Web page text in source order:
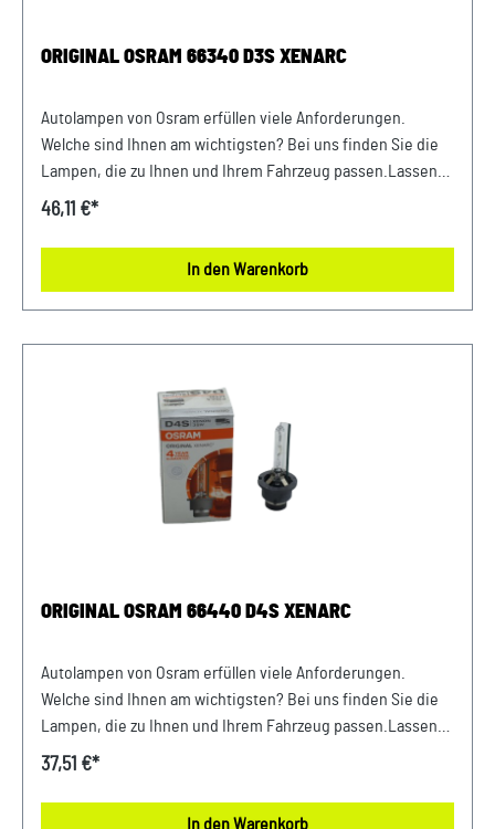
ORIGINAL OSRAM 66340 D3S XENARC
Autolampen von Osram erfüllen viele Anforderungen.
Welche sind Ihnen am wichtigsten? Bei uns finden Sie die
Lampen, die zu Ihnen und Ihrem Fahrzeug passen.Lassen
Sie sich von bewährter Qualität und exakter Leistung
35WNennspannung 42.0VNennleistung
35WLeistungsaufnahme Toleranz ±3 %Prüfspannung
PK32d-5Länge 83.2mmDurchmesser 9mm
46,11 €*
In den Warenkorb
ORIGINAL OSRAM 66440 D4S XENARC
Autolampen von Osram erfüllen viele Anforderungen.
Welche sind Ihnen am wichtigsten? Bei uns finden Sie die
Lampen, die zu Ihnen und Ihrem Fahrzeug passen.Lassen
Sie sich von bewährter Qualität und exakter Leistung
35WNennspannung 42.0VNennleistung
37,51 €*
In den Warenkorb